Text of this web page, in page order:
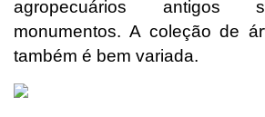
agropecuários antigos
monumentos. A coleção de
também é bem variada.